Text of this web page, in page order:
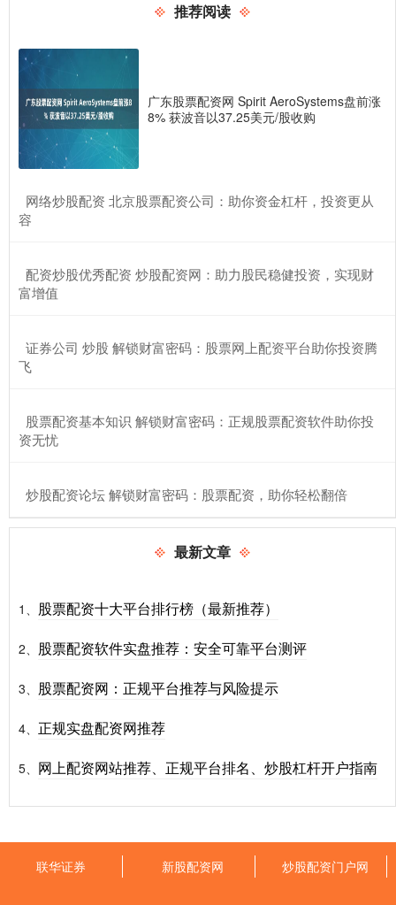
推荐阅读
广东股票配资网 Spirit AeroSystems盘前涨
8% 获波音以37.25美元/股收购
​网络炒股配资 北京股票配资公司：助你资金杠杆，投资更从
容
​配资炒股优秀配资 炒股配资网：助力股民稳健投资，实现财
富增值
​证券公司 炒股 解锁财富密码：股票网上配资平台助你投资腾
飞
​股票配资基本知识 解锁财富密码：正规股票配资软件助你投
资无忧
​炒股配资论坛 解锁财富密码：股票配资，助你轻松翻倍
最新文章
1、 股票配资十大平台排行榜（最新推荐）
2、 股票配资软件实盘推荐：安全可靠平台测评
3、 股票配资网：正规平台推荐与风险提示
4、 正规实盘配资网推荐
5、 网上配资网站推荐、正规平台排名、炒股杠杆开户指南
联华证券 新股配资网 炒股配资门户网